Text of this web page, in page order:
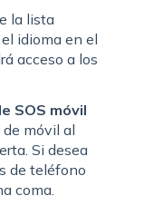
la lista
idioma en el
acceso a los
SOS móvil
móvil al
Si desea
de teléfono
coma.